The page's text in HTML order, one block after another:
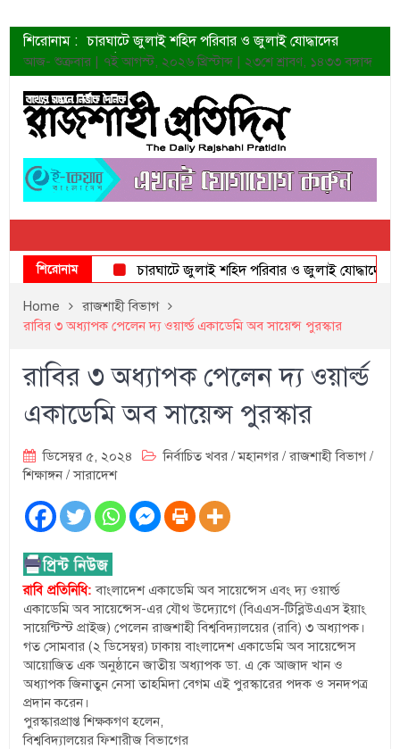
শিরোনাম : চারঘাটে জুলাই শহিদ পরিবার ও জুলাই যোদ্ধাদের
সংবর্ধনা
শহীদদের প্রত্যাশা এখনো পূরণ হয়নি: ডা. শফিকুর রহমান
ত্বক ভালো রাখতে যে ৫ কাজ করবেন
জুলাই স্মৃতি জাদুঘরের দুয়ার খুলেছে উদ্বোধন করলেন
প্রধানমন্ত্রী
শাহরুখের নতুন সিনেমার লুক
কোয়ার্টার ফাইনালে নেইমারের দুর্দান্ত অ্যাসিস্টে সান্তোস
ডেনিস লিয়ামিন রাশিয়ার ড্রোন বাহিনীর প্রধান হলেন
জুলাই শহিদদের আত্মত্যাগ জাতি চিরকাল শ্রদ্ধার সাথে
আজ- শুক্রবার | ৭ই আগস্ট, ২০২৬ খ্রিস্টাব্দ | ২৩শে শ্রাবণ, ১৪৩৩ বঙ্গাব্দ
শিরোনাম চারঘাটে জুলাই শহিদ পরিবার ও জুলাই যোদ্ধাদের সংবর্ধনা
Home
রাজশাহী বিভাগ
রাবির ৩ অধ্যাপক পেলেন দ্য ওয়ার্ল্ড একাডেমি অব সায়েন্স পুরস্কার
রাবির ৩ অধ্যাপক পেলেন দ্য ওয়ার্ল্ড
একাডেমি অব সায়েন্স পুরস্কার
ডিসেম্বর ৫, ২০২৪ নির্বাচিত খবর /মহানগর /রাজশাহী বিভাগ/
শিক্ষাঙ্গন /সারাদেশ
রাবি প্রতিনিধি:বাংলাদেশ একাডেমি অব সায়েন্সেস এবং দ্য ওয়ার্ল্ড
একাডেমি অব সায়েন্সেস-এর যৌথ উদ্যোগে (বিএএস-টিব্লিউএএস ইয়াং
সায়েন্টিস্ট প্রাইজ) পেলেন রাজশাহী বিশ্ববিদ্যালয়ের (রাবি) ৩ অধ্যাপক।
গত সোমবার (২ ডিসেম্বর) ঢাকায় বাংলাদেশ একাডেমি অব সায়েন্সেস
আয়োজিত এক অনুষ্ঠানে জাতীয় অধ্যাপক ডা. এ কে আজাদ খান ও
অধ্যাপক জিনাতুন নেসা তাহমিদা বেগম এই পুরস্কারের পদক ও সনদপত্র
প্রদান করেন।
পুরস্কারপ্রাপ্ত শিক্ষকগণ হলেন,
বিশ্ববিদ্যালয়ের ফিশারীজ বিভাগের